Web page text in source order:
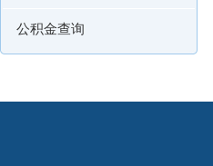
公积金查询